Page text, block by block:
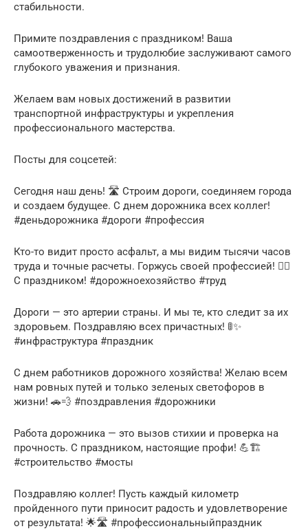
стабильности.
Примите поздравления с праздником! Ваша
самоотверженность и трудолюбие заслуживают самого
глубокого уважения и признания.
Желаем вам новых достижений в развитии
транспортной инфраструктуры и укрепления
профессионального мастерства.
Посты для соцсетей:
Сегодня наш день! 🛣️ Строим дороги, соединяем города
и создаем будущее. С днем дорожника всех коллег!
#деньдорожника #дороги #профессия
Кто-то видит просто асфальт, а мы видим тысячи часов
труда и точные расчеты. Горжусь своей профессией! 👷‍♂️
С праздником! #дорожноехозяйство #труд
Дороги — это артерии страны. И мы те, кто следит за их
здоровьем. Поздравляю всех причастных! 🚦✨
#инфраструктура #праздник
С днем работников дорожного хозяйства! Желаю всем
нам ровных путей и только зеленых светофоров в
жизни! 🚗💨 #поздравления #дорожники
Работа дорожника — это вызов стихии и проверка на
прочность. С праздником, настоящие профи! 💪🏗️
#строительство #мосты
Поздравляю коллег! Пусть каждый километр
пройденного пути приносит радость и удовлетворение
от результата! 🌟🛣️ #профессиональныйпраздник